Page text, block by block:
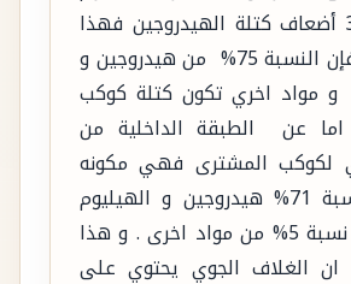
تبلغ حوالي 3 أضعاف كتلة الهيدروجين فهذا
يجعل نسبة فإن النسبة 75% من هيدروجين و
24% و مواد اخري تكون كتلة كوكب
عن الطبقة الداخلية من
لكوكب المشترى فهي مكونه
من حوالي نسبة 71% هيدروجين و الهيليوم
حوالي 24%و نسبة 5% من مواد اخرى . و هذا
ان الغلاف الجوي يحتوي على